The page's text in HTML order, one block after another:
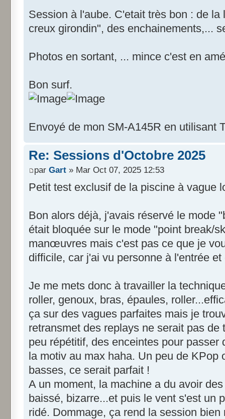
Session à l'aube. C'etait très bon : de
creux girondin", des enchainements,...
Photos en sortant, ... mince c'est en
Bon surf.
Envoyé de mon SM-A145R en utilisant
Re: Sessions d'Octobre 2025
par Gart » Mar Oct 07, 2025 12:53
Petit test exclusif de la piscine à vague
Bon alors déjà, j'avais réservé le mode
était bloquée sur le mode "point break/
manœuvres mais c'est pas ce que je
difficile, car j'ai vu personne à l'entrée
Je me mets donc à travailler la
roller, genoux, bras, épaules,
ça sur des vagues parfaites mais je
retransmet des replays ne serait pas
peu répétitif, des enceintes pour passer
la motiv au max haha. Un peu de KPop
basses, ce serait parfait !
A un moment, la machine a du avoir
baissé, bizarre...et puis le vent s'est un
ridé. Dommage, ça rend la session